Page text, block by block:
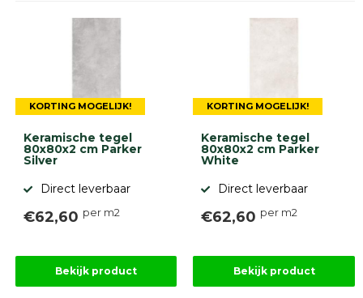
bestrating
Wildverband
bestrating
Straatklinkers
Opsluitbanden
KORTING MOGELIJK!
Keramische tegel
80x80x2 cm Parker
Silver
Direct leverbaar
€62,60 per m2
Bekijk product
KORTING MOGELIJK!
Keramische tegel
80x80x2 cm Parker
White
Direct leverbaar
€62,60 per m2
Bekijk product